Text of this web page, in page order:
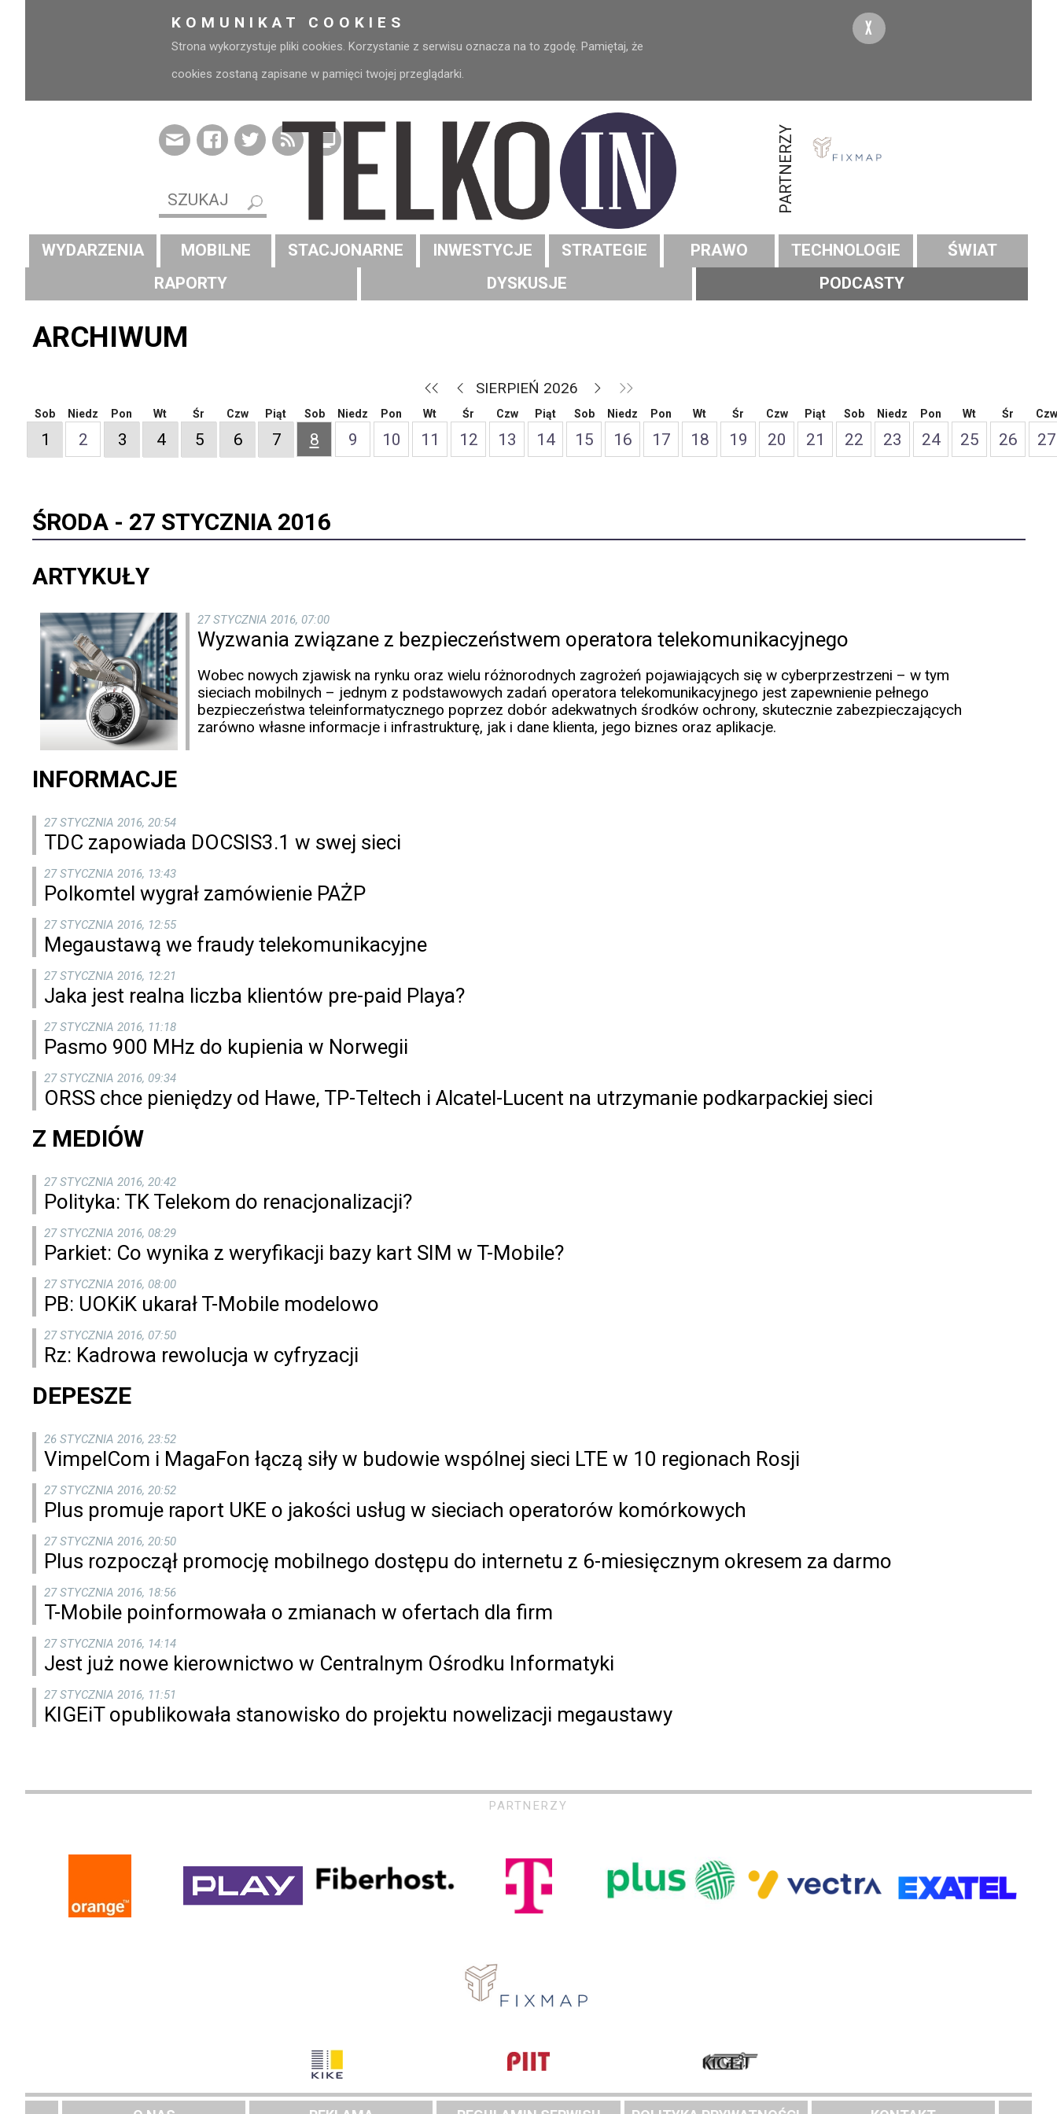
KOMUNIKAT COOKIES
Strona wykorzystuje pliki cookies. Korzystanie z serwisu oznacza na to zgodę. Pamiętaj, że
cookies zostaną zapisane w pamięci twojej przeglądarki.
X
PARTNERZY
WYDARZENIA MOBILNE STACJONARNE INWESTYCJE STRATEGIE PRAWO TECHNOLOGIE
ŚWIAT
RAPORTY
DYSKUSJE PODCASTY
ARCHIWUM
SIERPIEŃ 2026
Sob
1
Niedz
2
Pon
3
Wt
4
Śr
5
Czw
6
Piąt
7
Sob
8
Niedz
9
Pon
10
Wt
11
Śr
12
Czw
13
Piąt
14
Sob
15
Niedz
16
Pon
17
Wt
18
Śr
19
Czw
20
Piąt
21
Sob
22
Niedz
23
Pon
24
Wt
25
Śr
26
Czw
27
ŚRODA - 27 STYCZNIA 2016
ARTYKUŁY
27 STYCZNIA 2016, 07:00
Wyzwania związane z bezpieczeństwem operatora telekomunikacyjnego
Wobec nowych zjawisk na rynku oraz wielu różnorodnych zagrożeń pojawiających się w cyberprzestrzeni – w tym
sieciach mobilnych – jednym z podstawowych zadań operatora telekomunikacyjnego jest zapewnienie pełnego
bezpieczeństwa teleinformatycznego poprzez dobór adekwatnych środków ochrony, skutecznie zabezpieczających
zarówno własne informacje i infrastrukturę, jak i dane klienta, jego biznes oraz aplikacje.
INFORMACJE
27 STYCZNIA 2016, 20:54
TDC zapowiada DOCSIS3.1 w swej sieci
27 STYCZNIA 2016, 13:43
Polkomtel wygrał zamówienie PAŻP
27 STYCZNIA 2016, 12:55
Megaustawą we fraudy telekomunikacyjne
27 STYCZNIA 2016, 12:21
Jaka jest realna liczba klientów pre-paid Playa?
27 STYCZNIA 2016, 11:18
Pasmo 900 MHz do kupienia w Norwegii
27 STYCZNIA 2016, 09:34
ORSS chce pieniędzy od Hawe, TP-Teltech i Alcatel-Lucent na utrzymanie podkarpackiej sieci
Z MEDIÓW
27 STYCZNIA 2016, 20:42
Polityka: TK Telekom do renacjonalizacji?
27 STYCZNIA 2016, 08:29
Parkiet: Co wynika z weryfikacji bazy kart SIM w T-Mobile?
27 STYCZNIA 2016, 08:00
PB: UOKiK ukarał T-Mobile modelowo
27 STYCZNIA 2016, 07:50
Rz: Kadrowa rewolucja w cyfryzacji
DEPESZE
26 STYCZNIA 2016, 23:52
VimpelCom i MagaFon łączą siły w budowie wspólnej sieci LTE w 10 regionach Rosji
27 STYCZNIA 2016, 20:52
Plus promuje raport UKE o jakości usług w sieciach operatorów komórkowych
27 STYCZNIA 2016, 20:50
Plus rozpoczął promocję mobilnego dostępu do internetu z 6-miesięcznym okresem za darmo
27 STYCZNIA 2016, 18:56
T-Mobile poinformowała o zmianach w ofertach dla firm
27 STYCZNIA 2016, 14:14
Jest już nowe kierownictwo w Centralnym Ośrodku Informatyki
27 STYCZNIA 2016, 11:51
KIGEiT opublikowała stanowisko do projektu nowelizacji megaustawy
PARTNERZY